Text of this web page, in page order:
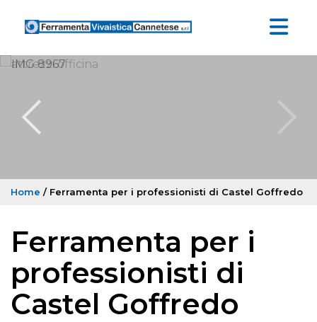
Home / Ferramenta per i professionisti di Castel Goffredo
Ferramenta per i
professionisti di
Castel Goffredo